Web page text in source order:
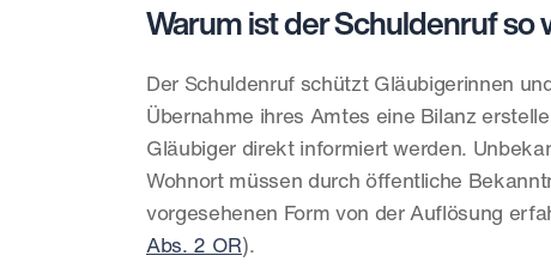
Warum ist der Schuldenruf so
Der Schuldenruf schützt Gläubigerinnen
Übernahme ihres Amtes eine Bilanz
Gläubiger direkt informiert werden.
Wohnort müssen durch öffentliche
vorgesehenen Form von der Auflösung
Abs. 2 OR).